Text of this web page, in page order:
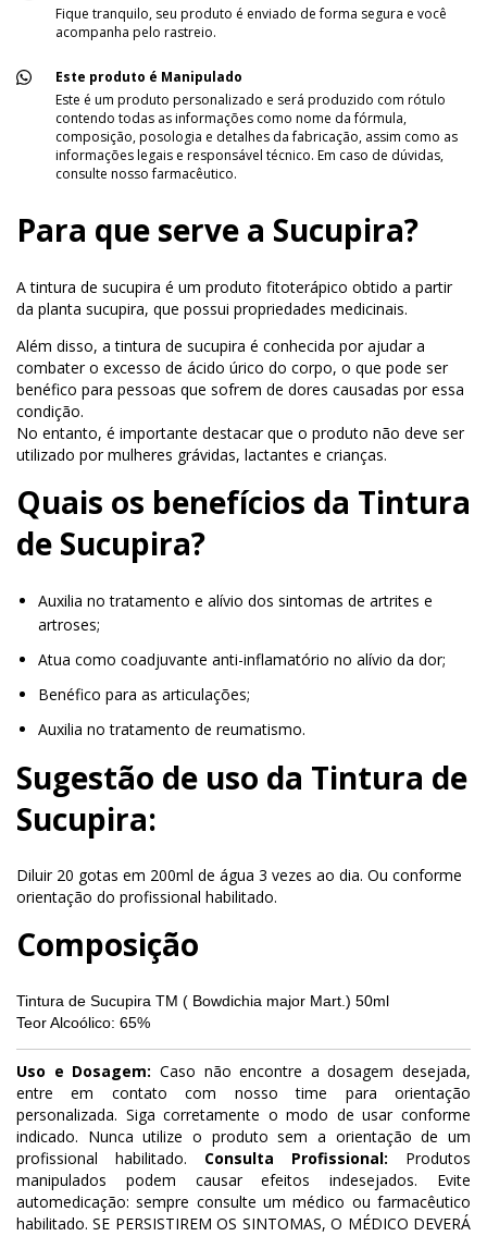
Fique tranquilo, seu produto é enviado de forma segura e você
acompanha pelo rastreio.
Este produto é Manipulado
Este é um produto personalizado e será produzido com rótulo
contendo todas as informações como nome da fórmula,
composição, posologia e detalhes da fabricação, assim como as
informações legais e responsável técnico. Em caso de dúvidas,
consulte nosso farmacêutico.
Para que serve a Sucupira?
A tintura de sucupira é um produto fitoterápico obtido a partir
da planta sucupira, que possui propriedades medicinais.
Além disso, a tintura de sucupira é conhecida por ajudar a
combater o excesso de ácido úrico do corpo, o que pode ser
benéfico para pessoas que sofrem de dores causadas por essa
condição.
No entanto, é importante destacar que o produto não deve ser
utilizado por mulheres grávidas, lactantes e crianças.
Quais os benefícios da Tintura
de Sucupira?
Auxilia no tratamento e alívio dos sintomas de artrites e
artroses;
Atua como coadjuvante anti-inflamatório no alívio da dor;
Benéfico para as articulações;
Auxilia no tratamento de reumatismo.
Sugestão de uso da Tintura de
Sucupira:
Diluir 20 gotas em 200ml de água 3 vezes ao dia. Ou conforme
orientação do profissional habilitado.
Composição
Tintura de Sucupira TM ( Bowdichia major Mart.) 50ml
Teor Alcoólico: 65%
Uso e Dosagem: Caso não encontre a dosagem desejada,
entre em contato com nosso time para orientação
personalizada. Siga corretamente o modo de usar conforme
indicado. Nunca utilize o produto sem a orientação de um
profissional habilitado. Consulta Profissional: Produtos
manipulados podem causar efeitos indesejados. Evite
automedicação: sempre consulte um médico ou farmacêutico
habilitado. SE PERSISTIREM OS SINTOMAS, O MÉDICO DEVERÁ